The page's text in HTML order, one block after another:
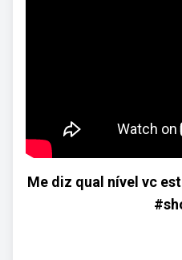
Me diz qual nível vc